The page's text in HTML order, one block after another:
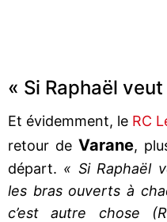
« Si Raphaël
Et évidemment, le RC
retour deVarane,
départ. « Si Raphaël
les bras ouverts à
c’est autre chose